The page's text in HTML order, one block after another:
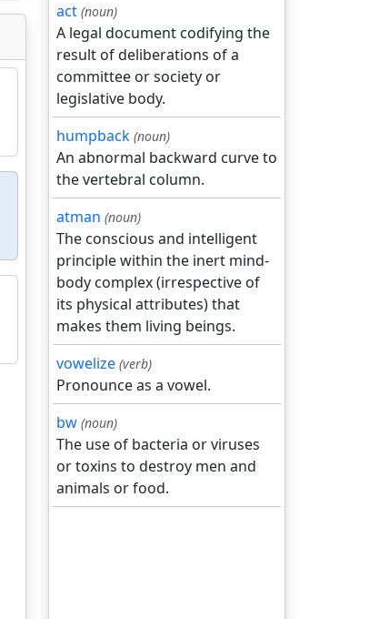
act (noun)
A legal document codifying the
result of deliberations of a
committee or society or
legislative body.
humpback (noun)
An abnormal backward curve to
the vertebral column.
atman (noun)
The conscious and intelligent
principle within the inert mind-
body complex (irrespective of
its physical attributes) that
makes them living beings.
vowelize (verb)
Pronounce as a vowel.
bw (noun)
The use of bacteria or viruses
or toxins to destroy men and
animals or food.